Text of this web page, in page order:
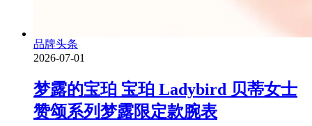
品牌头条
2026-07-01
梦露的宝珀 宝珀 Ladybird 贝蒂女士
赞颂系列梦露限定款腕表